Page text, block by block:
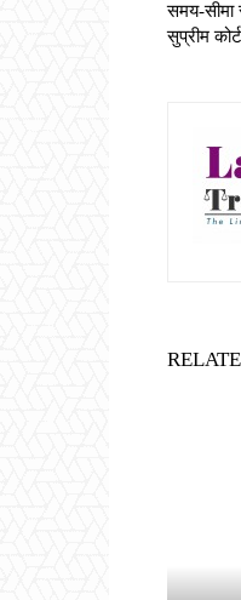
समय-सीमा
सुप्रीम कोर्ट